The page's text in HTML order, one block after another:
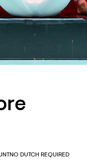
NO DUTCH REQUIRED